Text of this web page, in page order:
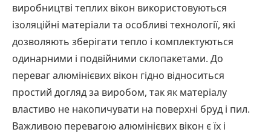
виробництві теплих вікон використовуються
ізоляційні матеріали та особливі технології, які
дозволяють зберігати тепло і комплектуються
одинарними і подвійними склопакетами. До
переваг алюмінієвих вікон гідно відноситься
простий догляд за виробом, так як матеріалу
властиво не накопичувати на поверхні бруд і пил.
Важливою перевагою алюмінієвих вікон є їх і